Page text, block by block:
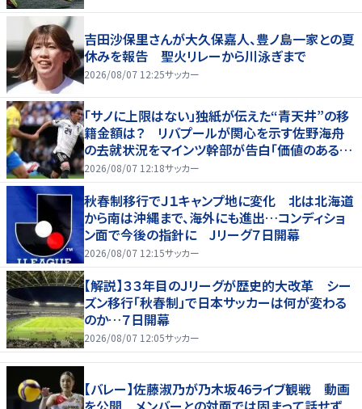
吉田沙保里さんが大久保嘉人、豊ノ島一家との夏
休みを報告 聖火リレーから川泳ぎまで
2026/08/07 12:25サッカー
「サノに上限はない」独紙が伝えた“青天井”の移
籍金額は？ リバプールが関心を示す佐野海舟
の去就状況をマインツ幹部が告白「価値のあるも
のになる」
2026/08/07 12:18サッカー
秋春制移行でＪ１キャンプ地に変化 北は北海道
から南は沖縄まで、海外にも進出…コンディショ
ン面で今後の指針に Jリーグ７日開幕
2026/08/07 12:15サッカー
【解説】３３年目のＪリーグが歴史的大改革 シー
ズン移行「秋春制」で日本サッカーは何が変わる
のか…７日開幕
2026/08/07 12:05サッカー
【バレー】佐藤淑乃が乃木坂46ライブ観戦 動画